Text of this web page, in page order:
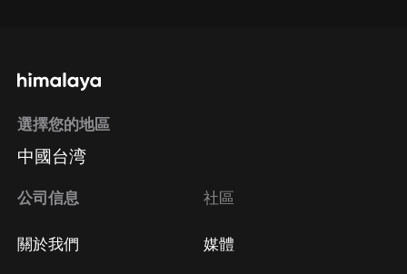
選擇您的地區
中國台湾
公司信息
關於我們
社區
媒體